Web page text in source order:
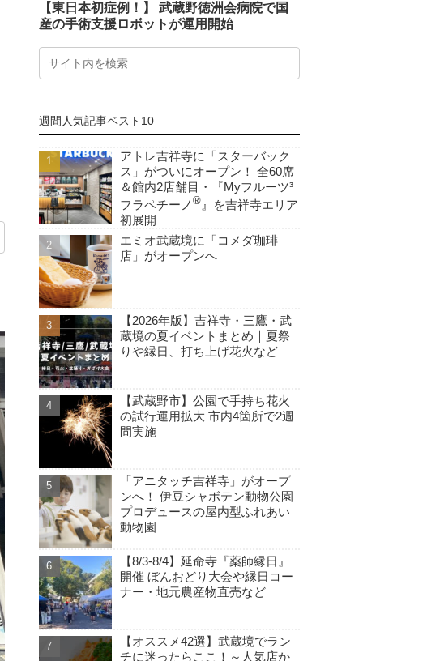
【東日本初症例！】 武蔵野徳洲会病院で国
産の手術支援ロボットが運用開始
週間人気記事ベスト10
アトレ吉祥寺に「スターバック
ス」がついにオープン！ 全60席
＆館内2店舗目・『Myフルーツ³
フラペチーノ ®』を吉祥寺エリア
初展開
エミオ武蔵境に「コメダ珈琲
店」がオープンへ
【2026年版】吉祥寺・三鷹・武
蔵境の夏イベントまとめ｜夏祭
りや縁日、打ち上げ花火など
【武蔵野市】公園で手持ち花火
の試行運用拡大 市内4箇所で2週
間実施
「アニタッチ吉祥寺」がオープ
ンへ！ 伊豆シャボテン動物公園
プロデュースの屋内型ふれあい
動物園
【8/3-8/4】延命寺『薬師縁日』
開催 ぼんおどり大会や縁日コー
ナー・地元農産物直売など
【オススメ42選】武蔵境でラン
チに迷ったらここ！～人気店か